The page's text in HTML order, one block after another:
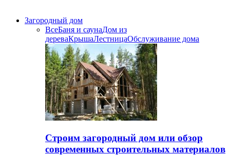
Загородный дом
ВсеБаня и саунаДом из
дереваКрышаЛестницаОбслуживание дома
Строим загородный дом или обзор
современных строительных материалов